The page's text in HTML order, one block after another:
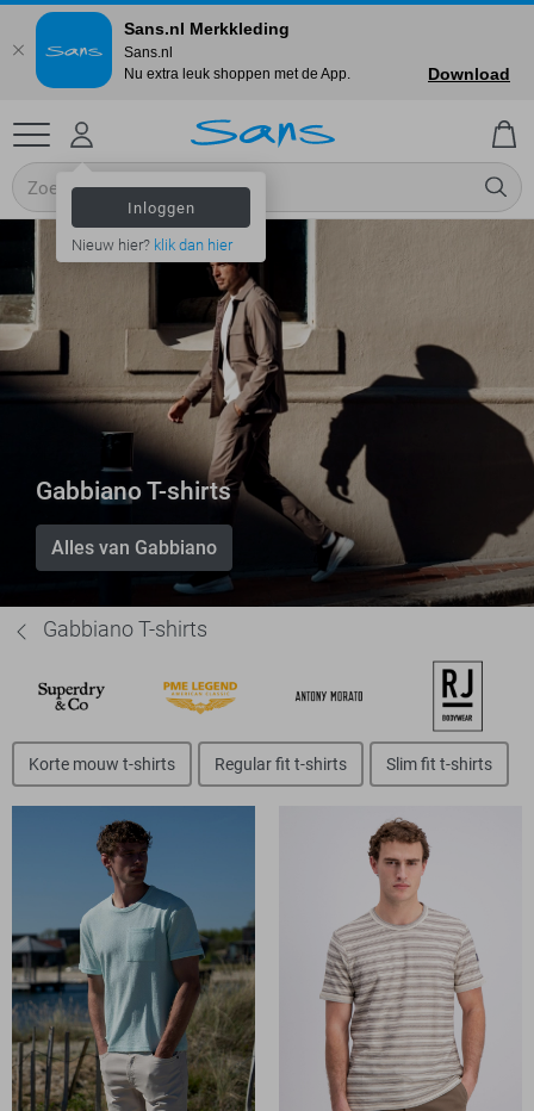
Inloggen
Nieuw hier? klik dan hier
Gabbiano T-shirts
Alles van Gabbiano
Gabbiano T-shirts
Korte mouw t-shirts Regular fit t-shirts Slim fit t-shirts
Sans.nl Merkkleding
Sans.nl
Nu extra leuk shoppen met de App.
Download